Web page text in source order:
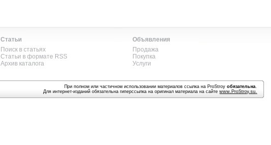
Статьи
Поиск в статьях
Статьи в формате RSS
Архив каталога
Объявления
Продажа
Покупка
Услуги
При полном или частичном использовании материалов ссылка на ProStroyобязательна.
Для интернет-изданий обязательна гиперссылка на оригинал материала на сайтеwww.ProStroy.su.